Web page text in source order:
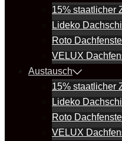
15% staatlicher
Lideko
Roto
VELUX
Austausch
15% staatlicher
Lideko
Roto
VELUX